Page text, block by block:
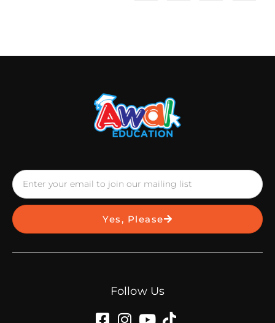
Yes, Please
Follow Us